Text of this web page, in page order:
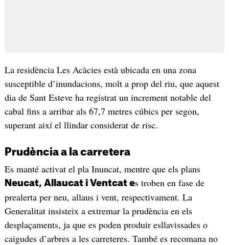
La residència Les Acàcies està ubicada en una zona
susceptible d’inundacions, molt a prop del riu, que aquest
dia de Sant Esteve ha registrat un increment notable del
cabal fins a arribar als 67,7 metres cúbics per segon,
superant així el llindar considerat de risc.
Prudència a la carretera
Es manté activat el pla Inuncat, mentre que els plans
Neucat, Allaucat i Ventcat es troben en fase de
prealerta per neu, allaus i vent, respectivament. La
Generalitat insisteix a extremar la prudència en els
desplaçaments, ja que es poden produir esllavissades o
caigudes d’arbres a les carreteres. També es recomana no